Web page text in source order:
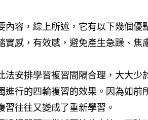
容，綜上所述，它有以下幾個優
感，有效感，避免產生急躁、焦
安排學習複習間隔合理，大大少
進行的四輪複習的效果。因為如前
往往又變成了重新學習。